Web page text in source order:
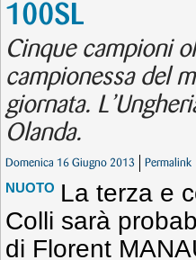
100SL
Cinque campioni
campionessa del
giornata.
Olanda.
Domenica 16 Giugno 2013 Permalink
NUOTO La terza e
Colli sarà
di Florent